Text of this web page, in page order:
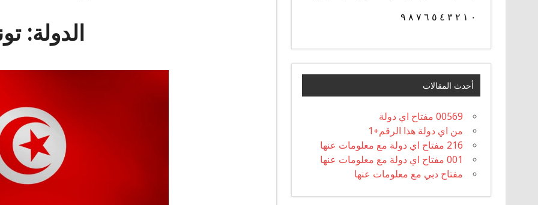
الدولة:
٠ ١ ٢ ٣ ٤ ٥ ٦ ٧ ٨ ٩
أحدث المقالات
00569 مفتاح اي دولة
من اي دولة هذا الرقم+1
216 مفتاح اي دولة مع معلومات عنها
001 مفتاح اي دولة مع معلومات عنها
مفتاح دبي مع معلومات عنها